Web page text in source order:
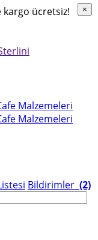
kargo ücretsiz!
Bildirimler (2)
×
×